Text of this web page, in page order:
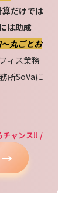
だけでは
は助成
丸ごとお
ィス業務
所SoVaに
チャンス!! /
→